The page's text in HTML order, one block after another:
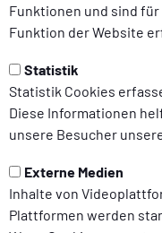
Funktionen und sind
Funktion der Website
Statistik
Statistik Cookies
Diese Informationen
unsere Besucher
Externe Medien
Inhalte von
Plattformen werden